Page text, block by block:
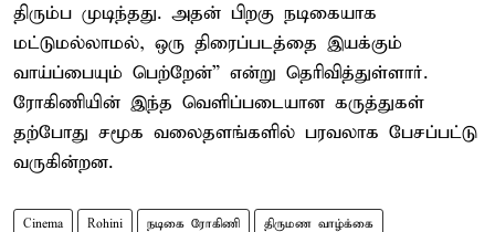
திரும்ப முடிந்தது. அதன் பிறகு நடிகையாக
மட்டுமல்லாமல், ஒரு திரைப்படத்தை இயக்கும்
வாய்ப்பையும் பெற்றேன்” என்று தெரிவித்துள்ளார்.
ரோகிணியின் இந்த வெளிப்படையான கருத்துகள்
தற்போது சமூக வலைதளங்களில் பரவலாக பேசப்பட்டு
வருகின்றன.
Cinema Rohini நடிகை ரோகிணி திருமண வாழ்க்கை